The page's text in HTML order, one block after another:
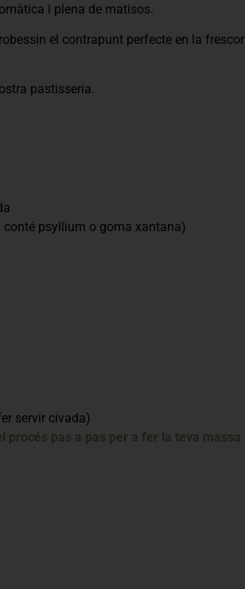
i plena de matisos.
el contrapunt perfecte en la frescor
pastisseria.
psyllium o goma xantana)
servir civada)
procés pas a pas per a fer la teva massa